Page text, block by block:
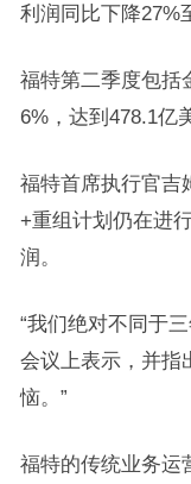
利润同比下降27%
福特第二季度包括
6%，达到478.1亿
福特首席执行官吉
+重组计划仍在进
润。
“我们绝对不同于
会议上表示，并指
恼。”
福特的传统业务运